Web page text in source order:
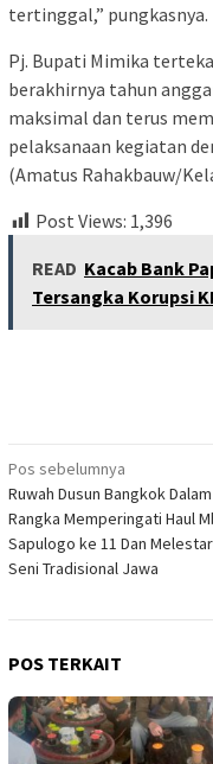
tertinggal,” pungkasnya.
Pj. Bupati Mimika
berakhirnya tahun
maksimal dan terus
pelaksanaan kegiatan
(Amatus Rahakbauw/
Post Views: 1,396
READ Kacab Bank
Tersangka Korupsi
Navigasi
pos
Pos sebelumnya
Ruwah Dusun Bangkok Dalam
Rangka Memperingati Haul
Sapulogo ke 11 Dan
Seni Tradisional Jawa
POS TERKAIT